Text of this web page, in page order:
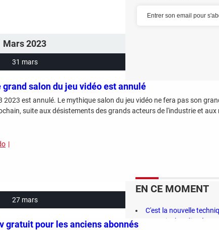
Mars 2023
31 mars
grand salon du jeu vidéo est annulé
Le mythique salon du jeu vidéo ne fera pas son grand retour en
suite aux désistements des grands acteurs de l'industrie et
27 mars
gratuit pour les anciens abonnés
EN CE MOMENT
C'est la nouvelle
pour piocher